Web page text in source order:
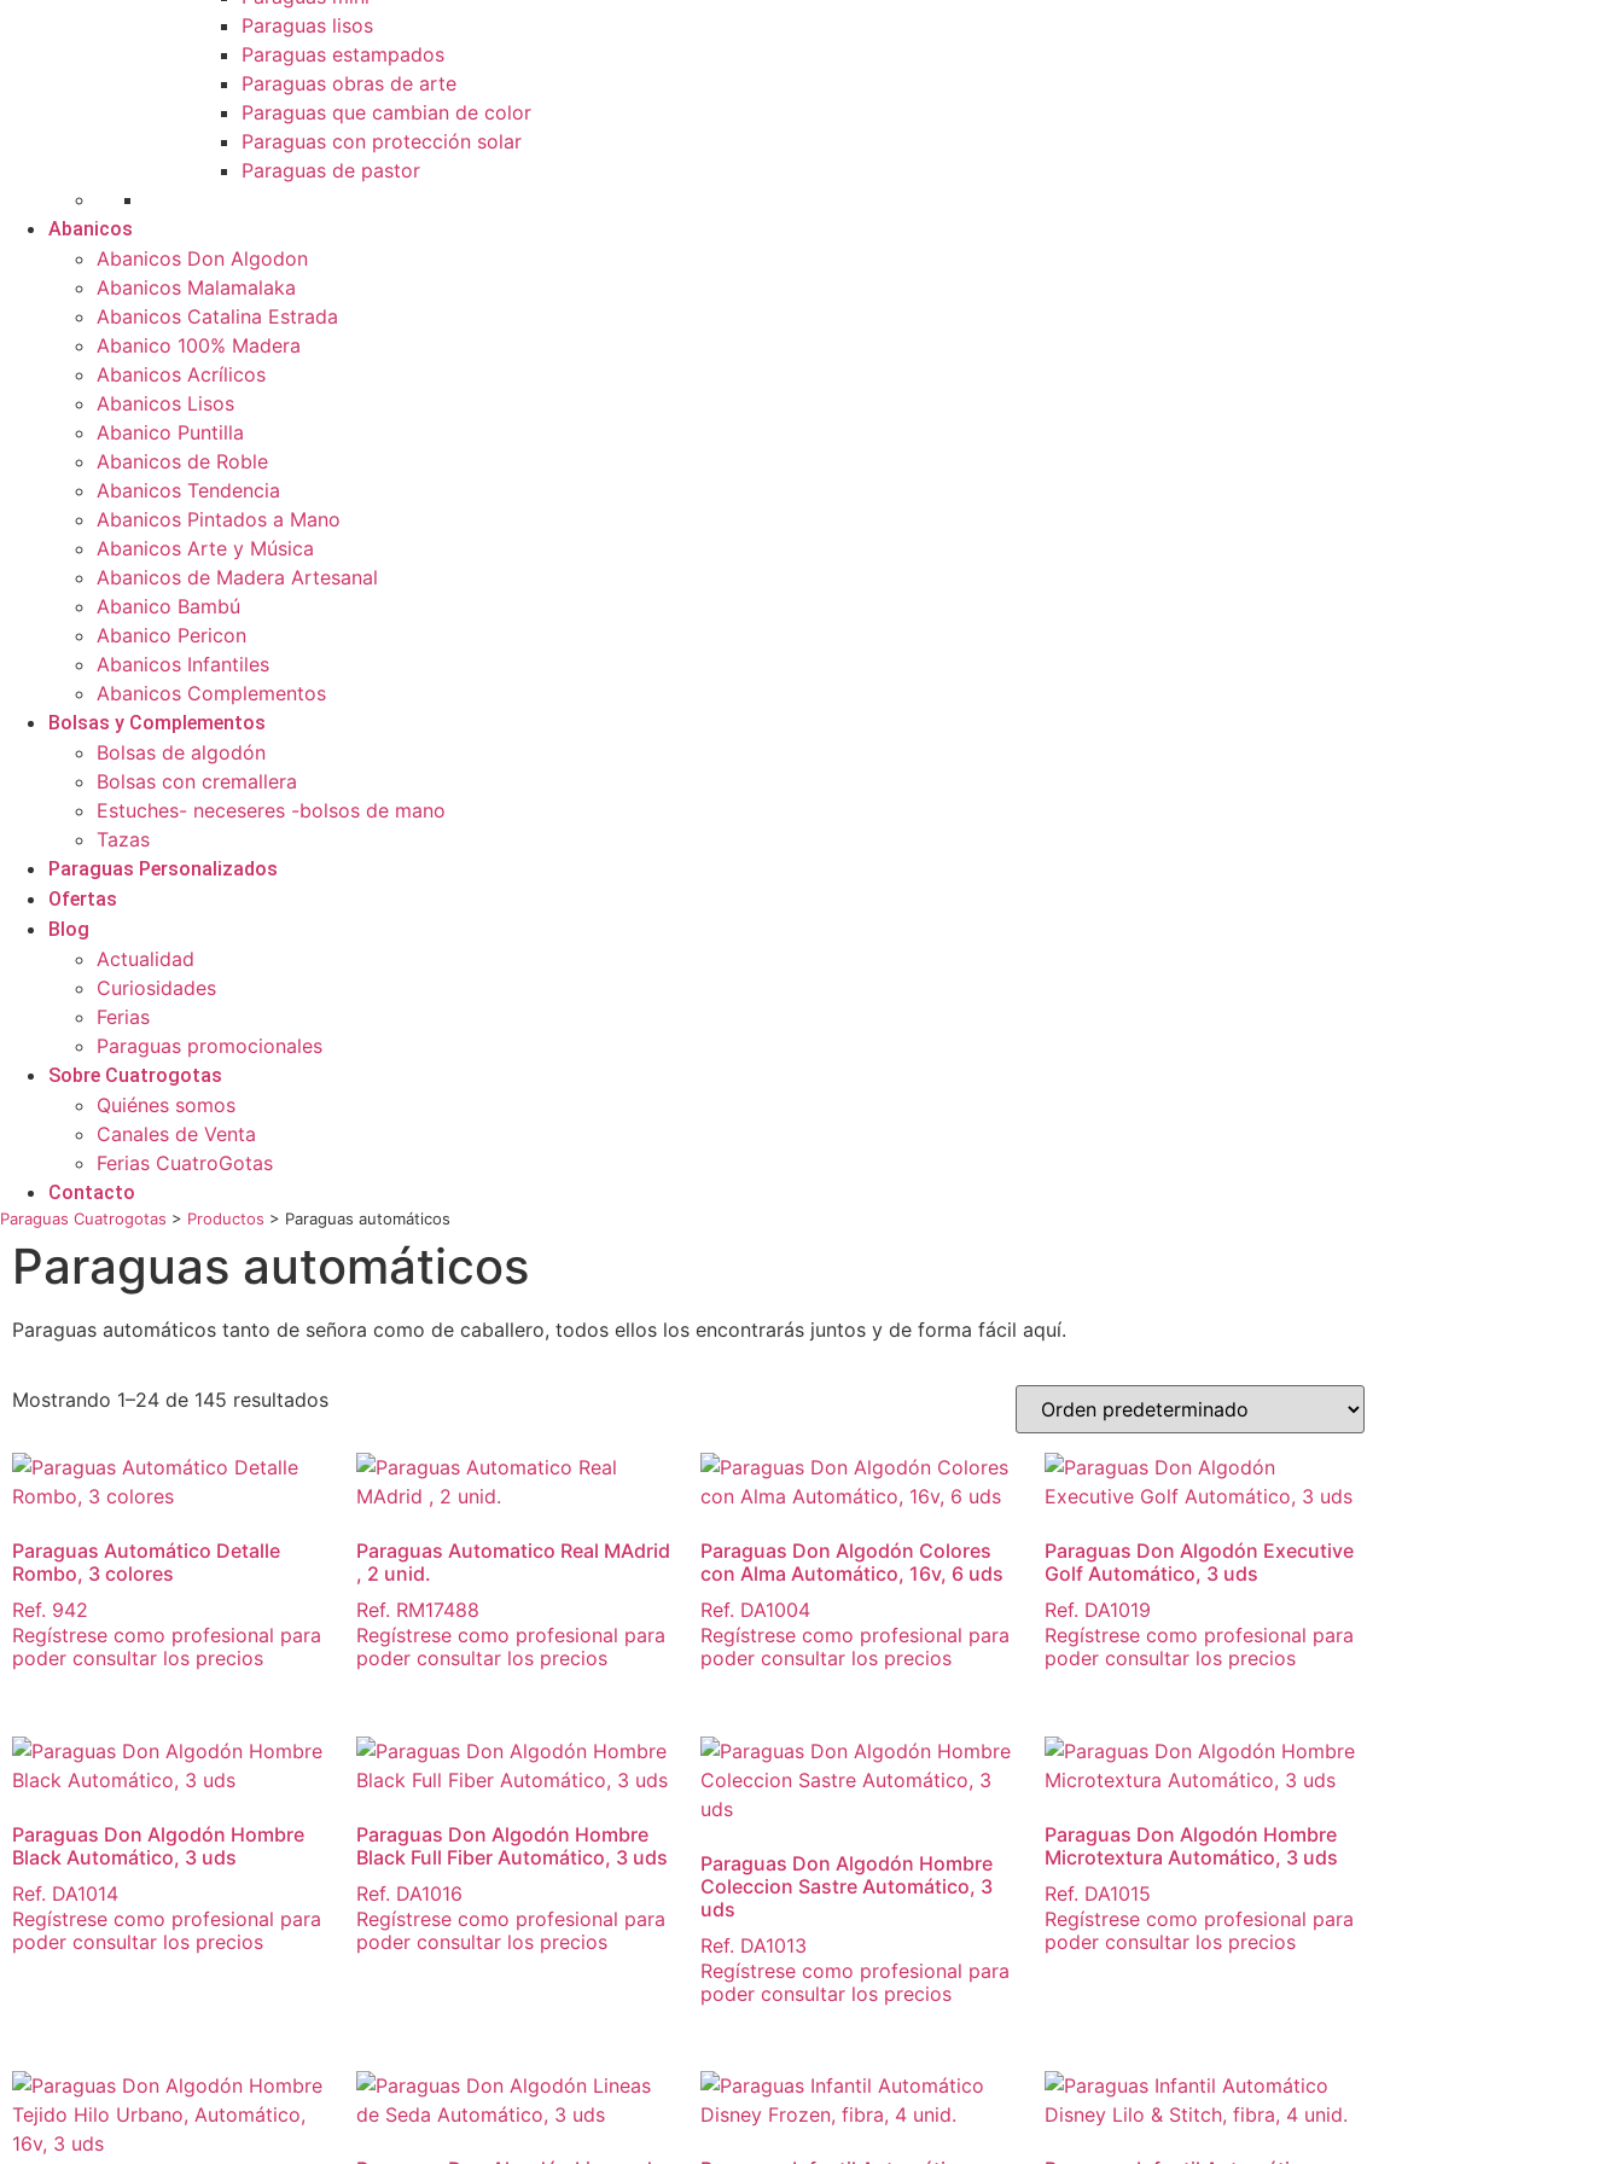
Paraguas lisos
Paraguas estampados
Paraguas obras de arte
Paraguas que cambian de color
Paraguas con protección solar
Paraguas de pastor
Abanicos
Abanicos Don Algodon
Abanicos Malamalaka
Abanicos Catalina Estrada
Abanico 100% Madera
Abanicos Acrílicos
Abanicos Lisos
Abanico Puntilla
Abanicos de Roble
Abanicos Tendencia
Abanicos Pintados a Mano
Abanicos Arte y Música
Abanicos de Madera Artesanal
Abanico Bambú
Abanico Pericon
Abanicos Infantiles
Abanicos Complementos
Bolsas y Complementos
Bolsas de algodón
Bolsas con cremallera
Estuches- neceseres -bolsos de mano
Tazas
Paraguas Personalizados
Ofertas
Blog
Actualidad
Curiosidades
Ferias
Paraguas promocionales
Sobre Cuatrogotas
Quiénes somos
Canales de Venta
Ferias CuatroGotas
Contacto
Paraguas Cuatrogotas > Productos > Paraguas automáticos
Paraguas automáticos
Paraguas automáticos tanto de señora como de caballero, todos ellos los encontrarás juntos y de forma fácil aquí.
Mostrando 1–24 de 145 resultados
Paraguas Automático Detalle
Rombo, 3 colores
Ref. 942
Regístrese como profesional para
poder consultar los precios
Paraguas Automatico Real MAdrid
, 2 unid.
Ref. RM17488
Regístrese como profesional para
poder consultar los precios
Paraguas Don Algodón Colores
con Alma Automático, 16v, 6 uds
Ref. DA1004
Regístrese como profesional para
poder consultar los precios
Paraguas Don Algodón Executive
Golf Automático, 3 uds
Ref. DA1019
Regístrese como profesional para
poder consultar los precios
Paraguas Don Algodón Hombre
Black Automático, 3 uds
Ref. DA1014
Regístrese como profesional para
poder consultar los precios
Paraguas Don Algodón Hombre
Black Full Fiber Automático, 3 uds
Ref. DA1016
Regístrese como profesional para
poder consultar los precios
Paraguas Don Algodón Hombre
Coleccion Sastre Automático, 3
uds
Ref. DA1013
Regístrese como profesional para
poder consultar los precios
Paraguas Don Algodón Hombre
Microtextura Automático, 3 uds
Ref. DA1015
Regístrese como profesional para
poder consultar los precios